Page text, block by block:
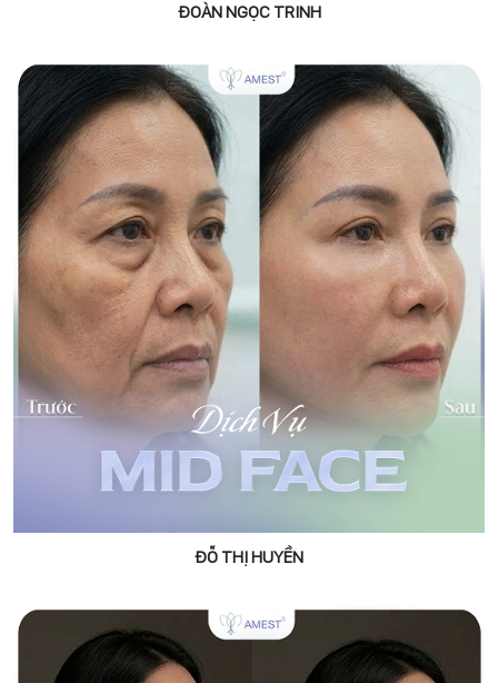
ĐOÀN NGỌC TRINH
ĐỖ THỊ HUYỀN